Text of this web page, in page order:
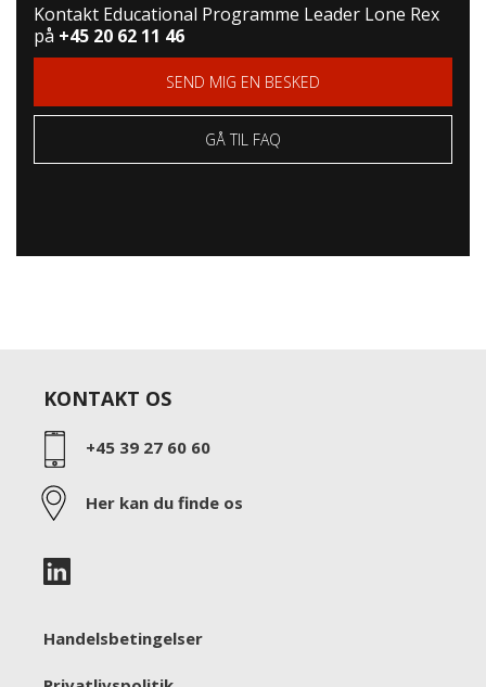
Kontakt Educational Programme Leader Lone Rex
på +45 20 62 11 46
SEND MIG EN BESKED
GÅ TIL FAQ
KONTAKT OS
+45 39 27 60 60
Her kan du finde os
Handelsbetingelser